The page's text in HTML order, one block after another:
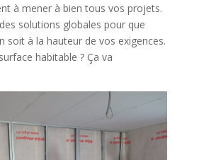
à mener à bien tous vos projets.
solutions globales pour que
soit à la hauteur de vos exigences.
habitable ? Ça va